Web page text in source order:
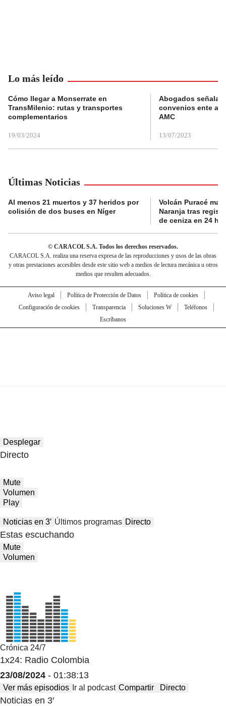
Lo más leído
Cómo llegar a Monserrate en
TransMilenio: rutas y transportes
complementarios
19/03/2024
Abogados
convenios ente
AMC
13/07/2023
Últimas Noticias
Al menos 21 muertos y 37 heridos por
colisión de dos buses en Níger
Volcán Puracé
Naranja tras
de ceniza en 24
© CARACOL S.A. Todos los derechos reservados.
CARACOL S.A. realiza una reserva expresa de las reproducciones y usos de las obras
y otras prestaciones accesibles desde este sitio web a medios de lectura mecánica u otros
medios que resulten adecuados.
Aviso legal Política de Protección de Datos
Política de cookies
Configuración de cookies
Transparencia Soluciones W
Teléfonos
Escríbanos
Desplegar
Directo
Mute
Volumen
Play
Noticias en 3′ Últimos programas Directo
Estas escuchando
Mute
Volumen
Crónica 24/7
1x24: Radio Colombia
23/08/2024 - 01:38:13
Ver más episodios Ir al podcast Compartir Directo
Noticias en 3′